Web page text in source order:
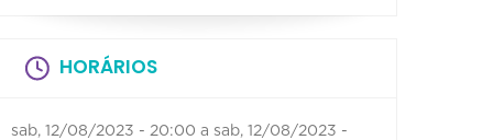
HORÁRIOS
sab, 12/08/2023 - 20:00 a sab, 12/08/2023 -